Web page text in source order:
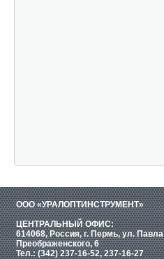
ООО «УРАЛОПТИНСТРУМЕНТ»
ЦЕНТРАЛЬНЫЙ ОФИС:
614068, Россия, г. Пермь, ул. Павла
Преображенского, 6
Тел.: (342) 237-16-52, 237-16-27